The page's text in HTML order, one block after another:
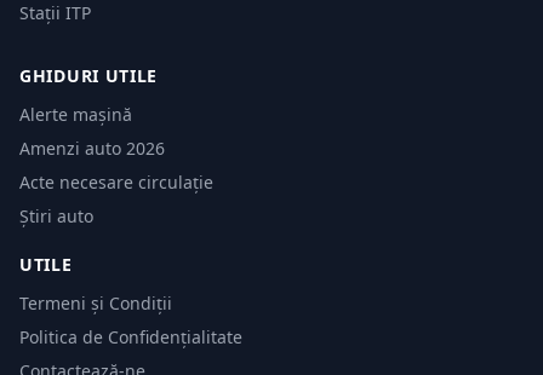
Stații ITP
GHIDURI UTILE
Alerte mașină
Amenzi auto 2026
Acte necesare circulație
Știri auto
UTILE
Termeni și Condiții
Politica de Confidențialitate